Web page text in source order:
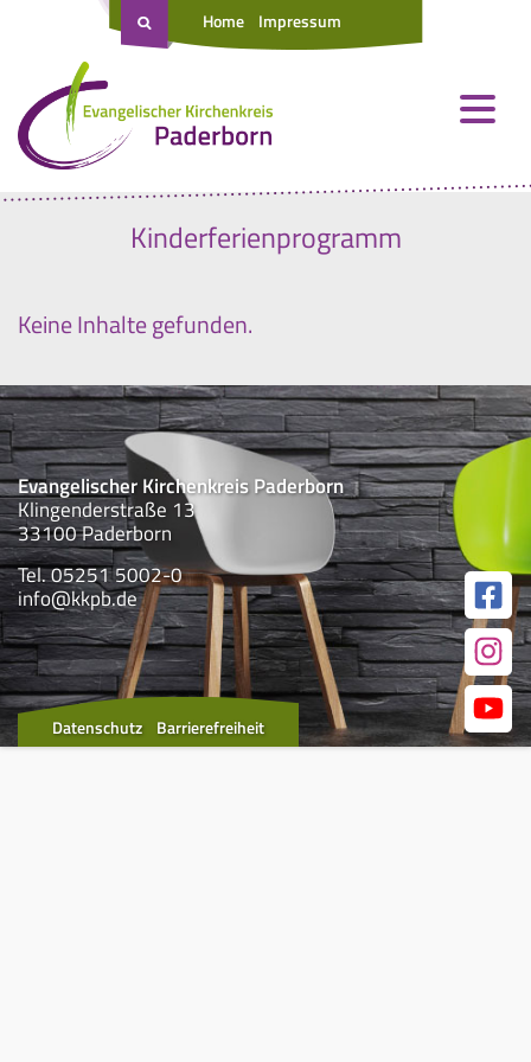
Home Impressum
Kinderferienprogramm
Keine Inhalte gefunden.
Evangelischer Kirchenkreis Paderborn
Klingenderstraße 13
33100 Paderborn
Tel. 05251 5002-0
info@kkpb.de
Datenschutz Barrierefreiheit